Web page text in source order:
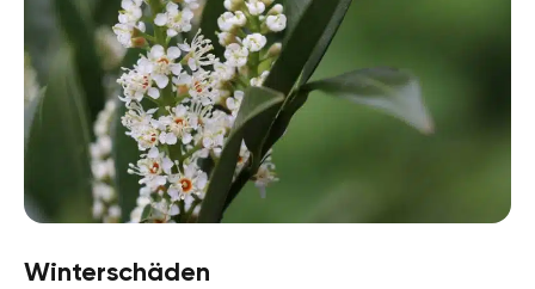
Winterschäden